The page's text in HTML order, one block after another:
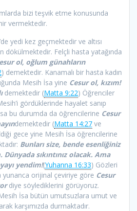
bizi teşvik etme konusunda
vermektedir.
yedi kez geçmektedir ve altısı
dökülmektedir. Felçli hasta yatağında
ol, oğlum günahların
) demektedir. Kanamalı bir hasta kadın
Mesih İsa yine Cesur ol, kızım!
demektedir (Matta 9:22) Öğrenciler
gördüklerinde hayalet sanıp
bu durumda da öğrencilerine Cesur
demektedir (Matta 14:27 ve
gece yine Mesih İsa öğrencilerine
Bunları size, bende esenliğiniz
sıkıntınız olacak. Ama
yendim!(Yuhanna 16:33) Gözleri
yunanca orijinal çeviriye göre Cesur
diye söylediklerini görüyoruz.
İsa bütün umutsuzlara umut ve
karşımızda durmaktadır.